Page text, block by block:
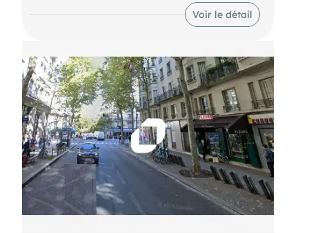
aux véhicules et d'un monte-charge menant
directement à la galerie.
Bus GEORGE V (73, BALABUS), LA BOETIE -
de Gaulle-Etoile (A, E)
Voir le détail